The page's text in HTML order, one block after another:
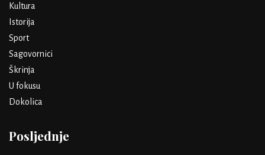
Kultura
Istorija
Sport
Sagovornici
Škrinja
U fokusu
Dokolica
Posljednje